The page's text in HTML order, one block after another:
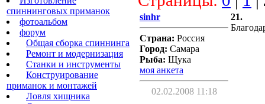
спиннинговых приманок
фотоальбом
форум
Общая сборка спиннинга
Ремонт и модернизация
Станки и инструменты
Конструирование
приманок и монтажей
Ловля хищника
sinhr
Страна: Россия
Город: Самара
Рыба: Щука
моя анкета
02.02.2008 11:18
21.